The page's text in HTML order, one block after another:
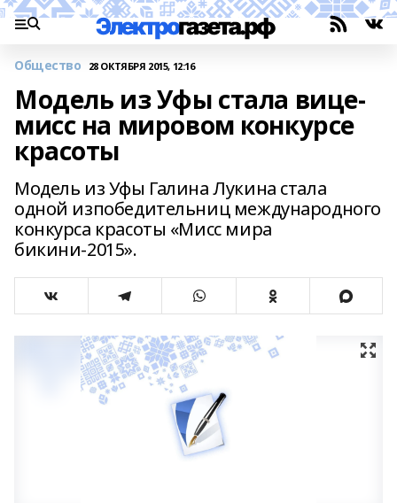
Общество 28 ОКТЯБРЯ 2015, 12:16
Модель из Уфы стала вице-
мисс на мировом конкурсе
красоты
Модель из Уфы Галина Лукина стала
одной изпобедительниц международного
конкурса красоты «Мисс мира
бикини-2015».